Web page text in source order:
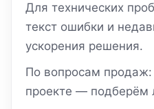
Для технических
текст ошибки и
ускорения решения.
По вопросам продаж:
проекте — подберём